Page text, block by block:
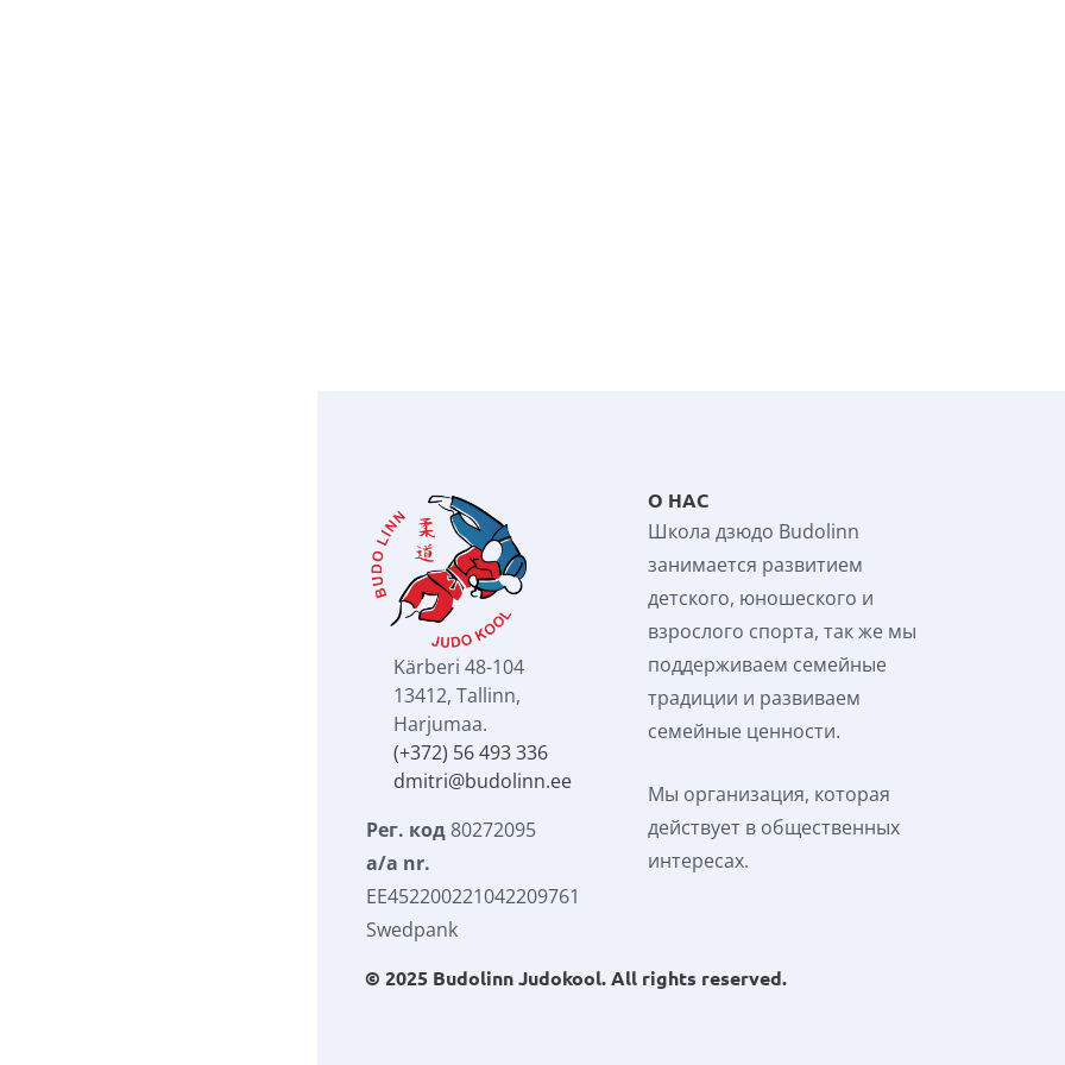
Kärberi 48-104
13412, Tallinn,
Harjumaa.
(+372) 56 493 336
dmitri@budolinn.ee
Рег. код 80272095
a/a nr.
EE452200221042209761
Swedpank
О НАС
Школа дзюдо Budolinn
занимается развитием
детского, юношеского и
взрослого спорта, так же мы
поддерживаем семейные
традиции и развиваем
семейные ценности.
Мы организация, которая
действует в общественных
интересах.
© 2025 Budolinn Judokool. All rights reserved.